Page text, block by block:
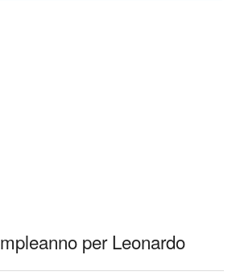
per Leonardo